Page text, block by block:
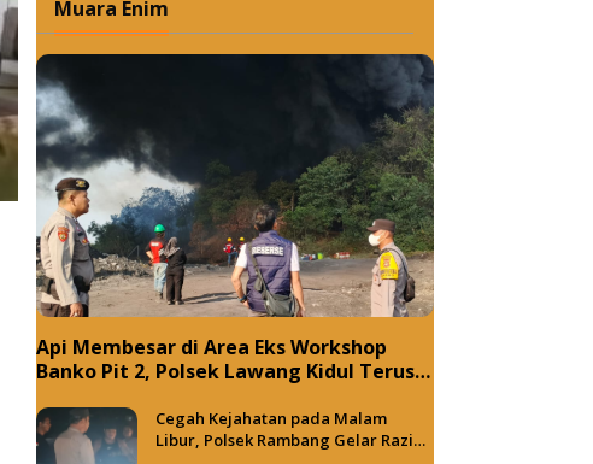
Muara Enim
Api Membesar di Area Eks Workshop
Banko Pit 2, Polsek Lawang Kidul Terus
Cegah Kejahatan pada Malam
Libur, Polsek Rambang Gelar Razia